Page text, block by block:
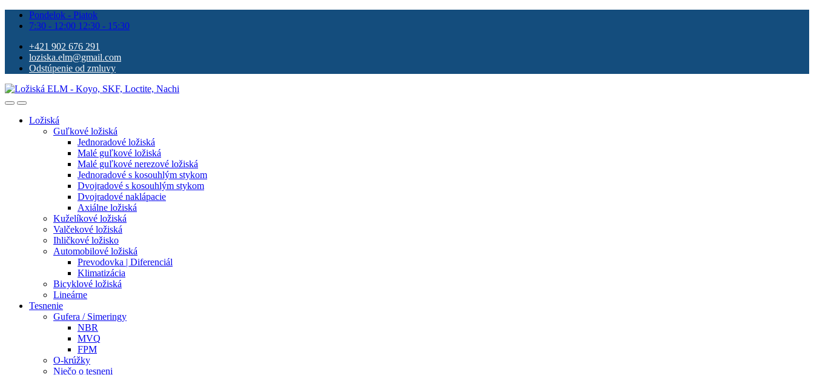
Pondelok - Piatok
7:30 - 12:00 12:30 - 15:30
+421 902 676 291
loziska.elm@gmail.com
Odstúpenie od zmluvy
Ložiská
Guľkové ložiská
Jednoradové ložiská
Malé guľkové ložiská
Malé guľkové nerezové ložiská
Jednoradové s kosouhlým stykom
Dvojradové s kosouhlým stykom
Dvojradové naklápacie
Axiálne ložiská
Kuželíkové ložiská
Valčekové ložiská
Ihličkové ložisko
Automobilové ložiská
Prevodovka | Diferenciál
Klimatizácia
Bicyklové ložiská
Lineárne
Tesnenie
Gufera / Simeringy
NBR
MVQ
FPM
O-krúžky
Niečo o tesneni